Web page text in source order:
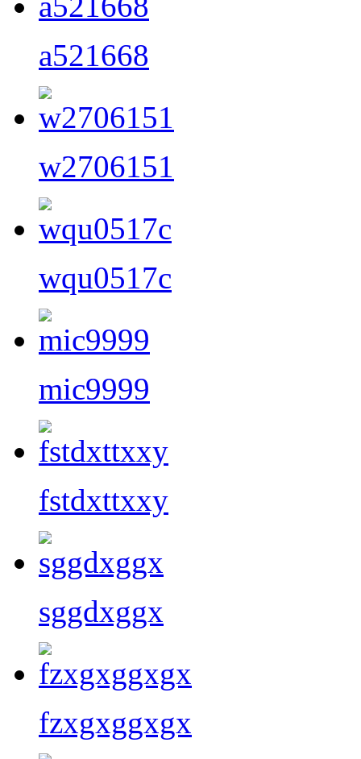
a521668
w2706151
wqu0517c
mic9999
fstdxttxxy
sggdxggx
fzxgxggxgx